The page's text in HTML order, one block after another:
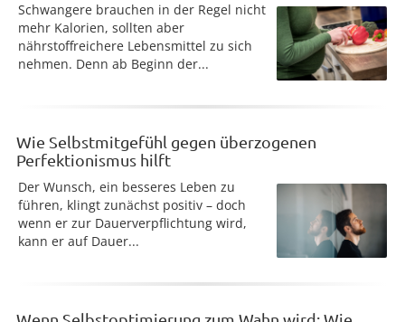
Schwangere brauchen in der Regel nicht
mehr Kalorien, sollten aber
nährstoffreichere Lebensmittel zu sich
nehmen. Denn ab Beginn der...
Wie Selbstmitgefühl gegen überzogenen
Perfektionismus hilft
Der Wunsch, ein besseres Leben zu
führen, klingt zunächst positiv – doch
wenn er zur Dauerverpflichtung wird,
kann er auf Dauer...